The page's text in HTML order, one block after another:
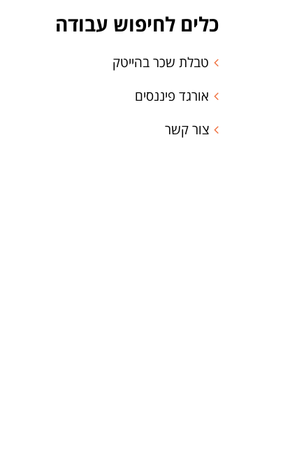
כלים לחיפוש עבודה
טבלת שכר בהייטק
אורגד פיננסים
צור קשר